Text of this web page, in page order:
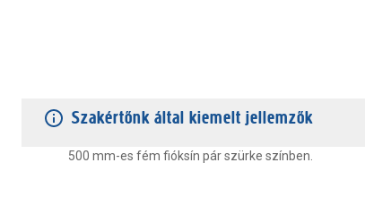
Szakértőnk által kiemelt jellemzők
500 mm-es fém fióksín pár szürke színben.